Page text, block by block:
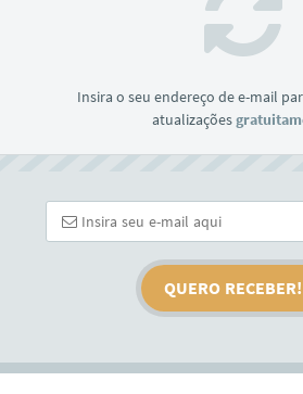
Insira o seu endereço de e-mail
atualizações